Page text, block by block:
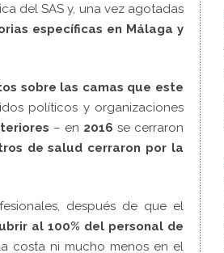
del SAS y, una vez agotadas
específicas en Málaga y
sobre las camas que este
políticos y organizaciones
– en 2016 se cerraron
de salud cerraron por la
después de que el
al 100% del personalde
costa ni mucho menos en el